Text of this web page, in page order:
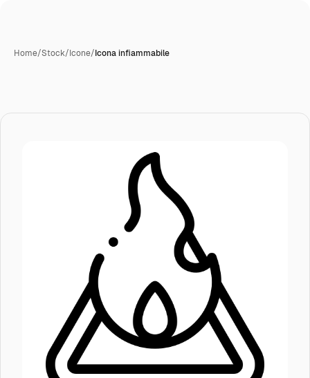
Home/Stock/Icone/Icona infiammabile